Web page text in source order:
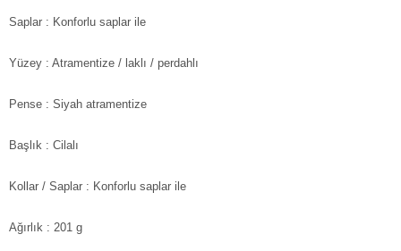
Saplar : Konforlu saplar ile
Yüzey : Atramentize / laklı / perdahlı
Pense : Siyah atramentize
Başlık : Cilalı
Kollar / Saplar : Konforlu saplar ile
Ağırlık : 201 g